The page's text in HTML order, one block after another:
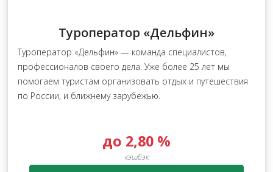
Туроператор «Дельфин»
Туроператор «Дельфин» — команда специалистов,
профессионалов своего дела. Уже более 25 лет мы
помогаем туристам организовать отдых и путешествия
по России, и ближнему зарубежью.
до 2,80 %
кэшбэк